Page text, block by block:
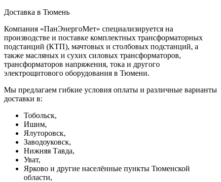
Доставка в Тюмень
Компания «ПанЭнергоМет» специализируется на
производстве и поставке комплектных трансформаторных
подстанций (КТП), мачтовых и столбовых подстанций, а
также масляных и сухих силовых трансформаторов,
трансформаторов напряжения, тока и другого
электрощитового оборудования в Тюмени.
Мы предлагаем гибкие условия оплаты и различные варианты
доставки в:
Тобольск,
Ишим,
Ялуторовск,
Заводоуковск,
Нижняя Тавда,
Уват,
Ярково и другие населённые пункты Тюменской
области,